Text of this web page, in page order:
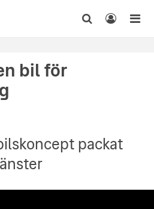
bil för
packat